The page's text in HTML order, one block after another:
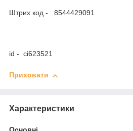
Штрих код - 8544429091
id - ci623521
Приховати
Характеристики
Основні